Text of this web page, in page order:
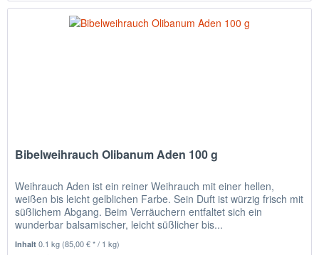
Bibelweihrauch Olibanum Aden 100 g
Weihrauch Aden ist ein reiner Weihrauch mit einer hellen,
weißen bis leicht gelblichen Farbe. Sein Duft ist würzig frisch mit
süßlichem Abgang. Beim Verräuchern entfaltet sich ein
wunderbar balsamischer, leicht süßlicher bis...
Inhalt0.1 kg (85,00 € * / 1 kg)